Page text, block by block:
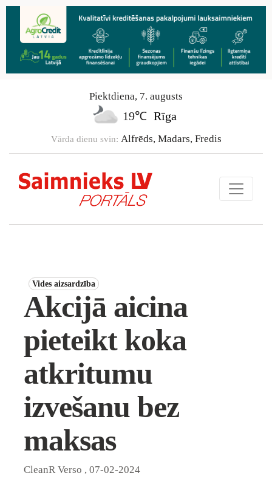
Piektdiena, 7. augusts
19℃ Rīga
Vārda dienu svin: Alfrēds, Madars, Fredis
Vides aizsardzība
Akcijā aicina
pieteikt koka
atkritumu
izvešanu bez
maksas
CleanR Verso , 07-02-2024